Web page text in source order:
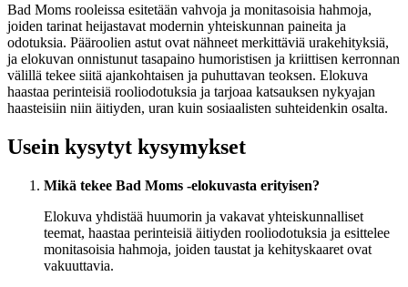
Bad Moms rooleissa esitetään vahvoja ja monitasoisia hahmoja,
joiden tarinat heijastavat modernin yhteiskunnan paineita ja
odotuksia. Pääroolien astut ovat nähneet merkittäviä urakehityksiä,
ja elokuvan onnistunut tasapaino humoristisen ja kriittisen kerronnan
välillä tekee siitä ajankohtaisen ja puhuttavan teoksen. Elokuva
haastaa perinteisiä rooliodotuksia ja tarjoaa katsauksen nykyajan
haasteisiin niin äitiyden, uran kuin sosiaalisten suhteidenkin osalta.
Usein kysytyt kysymykset
Mikä tekee Bad Moms -elokuvasta erityisen?
Elokuva yhdistää huumorin ja vakavat yhteiskunnalliset
teemat, haastaa perinteisiä äitiyden rooliodotuksia ja esittelee
monitasoisia hahmoja, joiden taustat ja kehityskaaret ovat
vakuuttavia.